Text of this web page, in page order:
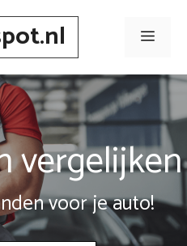
Menu
vergelijken
voor je auto!